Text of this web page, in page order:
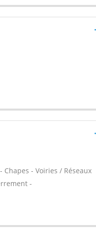
- Voiries / Réseaux
-